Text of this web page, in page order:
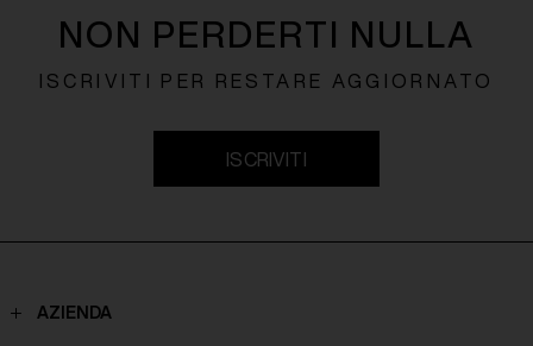
NON PERDERTI NULLA
ISCRIVITI PER RESTARE AGGIORNATO
ISCRIVITI
AZIENDA